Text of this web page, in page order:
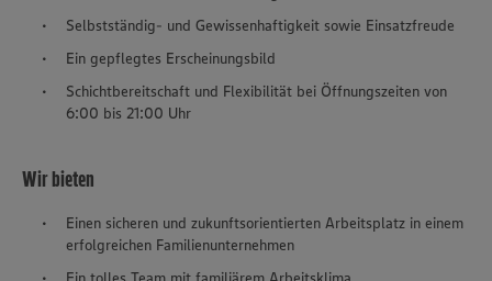
Selbstständig- und Gewissenhaftigkeit sowie Einsatzfreude
Ein gepflegtes Erscheinungsbild
Schichtbereitschaft und Flexibilität bei Öffnungszeiten von
6:00 bis 21:00 Uhr
Wir bieten
Einen sicheren und zukunftsorientierten Arbeitsplatz in einem
erfolgreichen Familienunternehmen